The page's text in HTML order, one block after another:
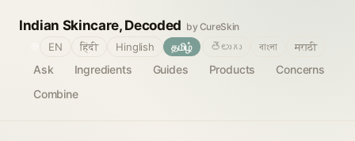
Indian Skincare, Decoded by CureSkin
Ask Ingredients Guides Products
Concerns
Combine
EN हिंदी Hinglish தமிழ் తెలుగు বাংলা मराठी